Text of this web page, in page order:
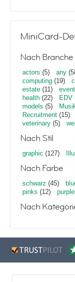
MiniCard-
Nach Branche
actors (5) any
computing (19)
estate (11)
health (22) EDV
models (5)
Recruitment (15)
veterinary (5)
Nach Stil
graphic (127)
Nach Farbe
schwarz (45)
pinks (12)
Nach